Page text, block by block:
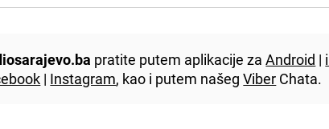
pratite putem aplikacije zaAndroid |
| Instagram, kao i putem našegViber Chata.